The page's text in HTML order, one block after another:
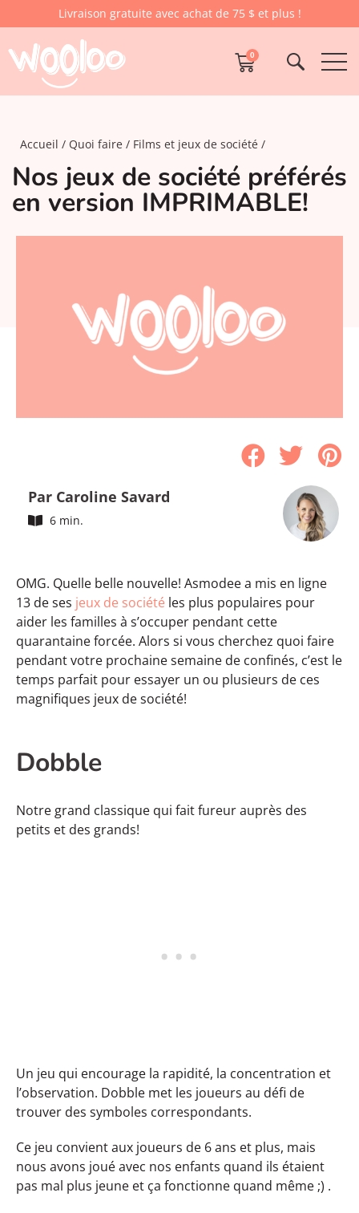
Livraison gratuite avec achat de 75 $ et plus !
0
Accueil Quoi faire Films et jeux de société
Nos jeux de société préférés
en version IMPRIMABLE!
Par Caroline Savard
6 min.
OMG. Quelle belle nouvelle! Asmodee a mis en ligne
13 de ses jeux de société les plus populaires pour
aider les familles à s’occuper pendant cette
quarantaine forcée. Alors si vous cherchez quoi faire
pendant votre prochaine semaine de confinés, c’est le
temps parfait pour essayer un ou plusieurs de ces
magnifiques jeux de société!
Dobble
Notre grand classique qui fait fureur auprès des
petits et des grands!
Un jeu qui encourage la rapidité, la concentration et
l’observation. Dobble met les joueurs au défi de
trouver des symboles correspondants.
Ce jeu convient aux joueurs de 6 ans et plus, mais
nous avons joué avec nos enfants quand ils étaient
pas mal plus jeune et ça fonctionne quand même ;) .